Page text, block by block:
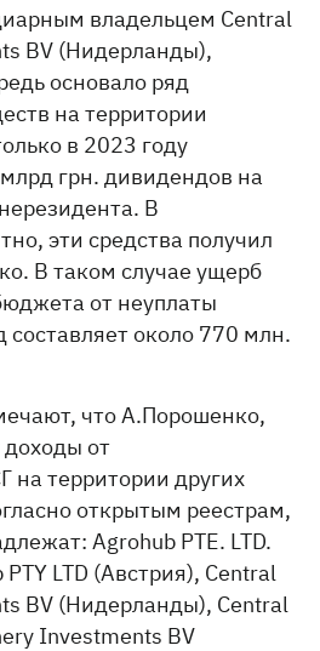
владельцем Central
BV (Нидерланды),
основало ряд
на территории
в 2023 году
грн. дивидендов на
В
эти средства получил
В таком случае ущерб
от неуплаты
составляет около 770 млн.
что А.Порошенко,
доходы от
на территории других
открытым реестрам,
Agrohub PTE. LTD.
LTD (Австрия), Central
BV (Нидерланды), Central
Investments BV